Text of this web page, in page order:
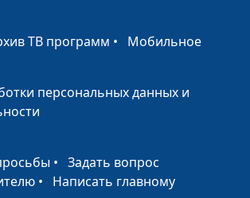
Маргарита Колываенко
Спивак
ТВ программ • Мобильное
персональных данных и
• Задать вопрос
• Написать главному